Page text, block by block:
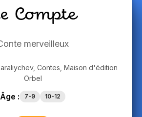
Compte
merveilleux
Contes, Maison d'édition
Orbel
Âge : 7-9 10-12